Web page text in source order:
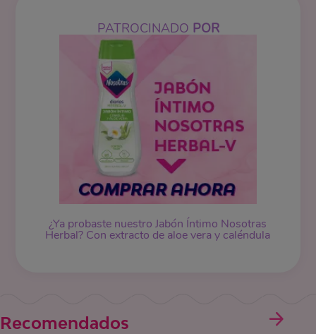
PATROCINADO POR
¿Ya probaste nuestroJabón Íntimo Nosotras
Herbal? Con extracto de aloe vera y caléndula
Recomendados